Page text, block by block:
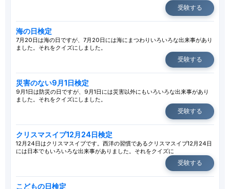
受験する
海の日検定
7月20日は海の日ですが、7月20日には海にまつわりいろいろな出来事があり
ました。それをクイズにしました。
受験する
災害のない9月1日検定
9月1日は防災の日ですが、9月1日には災害以外にもいろいろな出来事があり
ました。それをクイズにしました。
受験する
クリスマスイブ12月24日検定
12月24日はクリスマスイブです。西洋の習慣であるクリスマスイブ12月24日
には日本でもいろいろな出来事がありました。それをクイズに
受験する
こどもの日検定